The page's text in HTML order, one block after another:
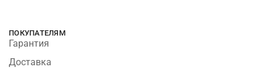
ПОКУПАТЕЛЯМ
Гарантия
Доставка